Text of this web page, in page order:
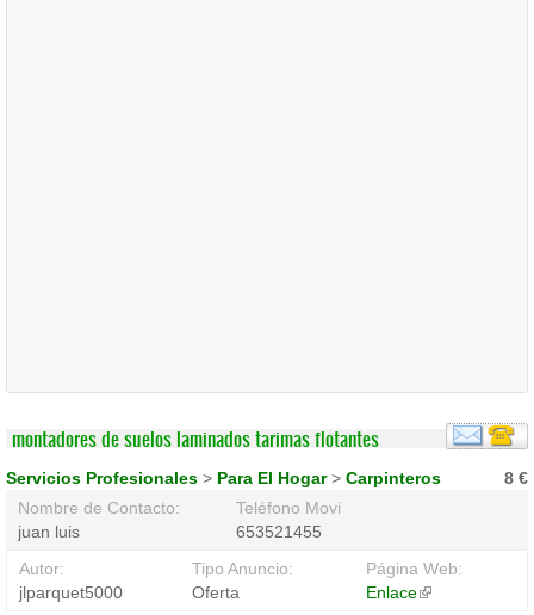
montadores de suelos laminados tarimas flotantes
8 €
Servicios Profesionales > Para El Hogar> Carpinteros
Nombre de Contacto:
juan luis
Teléfono Movil:
653521455
Autor:
jlparquet5000
Tipo Anuncio:
Oferta
Página Web:
Enlace(link